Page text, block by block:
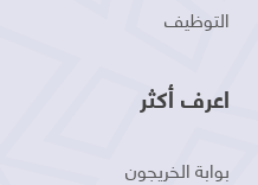
التوظيف
اعرف أكثر
بوابة الخريجون